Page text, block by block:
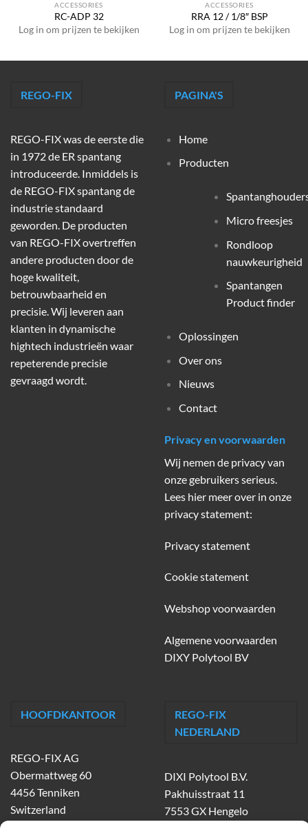
ACCESSORIES
RC-ADP 32
Log in om prijzen te bekijken
ACCESSORIES
RRA 12 / 1/8″ BSP
Log in om prijzen te bekijken
REGO-FIX
REGO-FIX was de eerste die
in 1972 de ER spantang
introduceerde. Inmiddels is
de REGO-FIX spantang de
industrie standaard
geworden. De producten
van REGO-FIX overtreffen
andere producten door de
hoge kwaliteit,
betrouwbaarheid en
precisie. Wij leveren aan
klanten in dynamische
hightech industrieën waar
repeterende precisie
gevraagd wordt.
PAGINA'S
Home
Producten
Micro freesjes
Rondloop
nauwkeurigheid
Spantangen
Product finder
Oplossingen
Over ons
Nieuws
Contact
Privacy en voorwaarden
Wij nemen de privacy van
onze gebruikers serieus.
Lees hier meer over in onze
privacy statement:
Privacy statement
Cookie statement
Webshop voorwaarden
Algemene voorwaarden
DIXY Polytool BV
HOOFDKANTOOR
REGO-FIX AG
Obermattweg 60
4456 Tenniken
Switzerland
REGO-FIX
NEDERLAND
DIXI Polytool B.V.
Pakhuisstraat 11
7553 GX Hengelo